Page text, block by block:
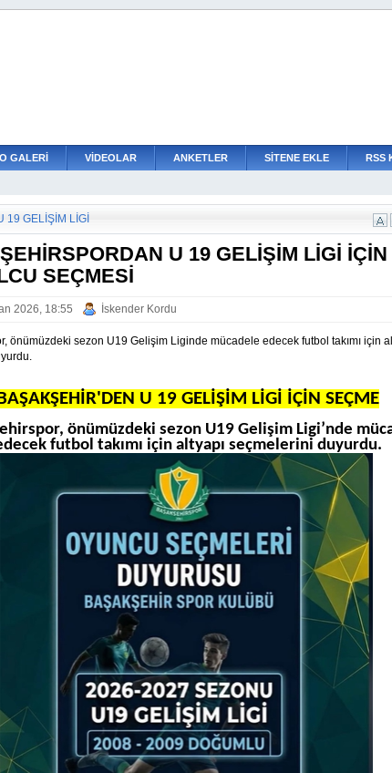
GALERİ VİDEOLAR ANKETLER SİTENE EKLE RSS
19 GELİŞİM LİGİ
U 19 GELİŞİM LİGİ İÇİN
SEÇMESİ
2026, 18:55 İskender Kordu
önümüzdeki sezon U19 Gelişim Liginde mücadele edecek futbol takımı için
BAŞAKŞEHİR'DEN U 19 GELİŞİM LİGİ İÇİN SEÇME
önümüzdeki sezon U19 Gelişim Ligi’nde
futbol takımı için altyapı seçmelerini duyurdu.